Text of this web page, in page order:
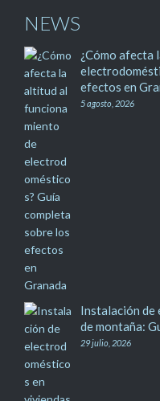
NEWS
¿Cómo
efectos en
5 agosto, 2026
Instalación de
de montaña:
29 julio, 2026